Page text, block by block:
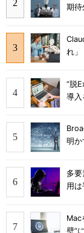
期待
れ
“脱
導入
明か
多
用
Mac
壁”